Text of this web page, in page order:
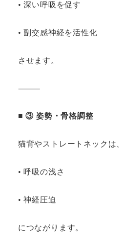
• 深い呼吸を促す
• 副交感神経を活性化
させます。
⸻
■ ③ 姿勢・骨格調整
猫背やストレートネックは、
• 呼吸の浅さ
• 神経圧迫
につながります。